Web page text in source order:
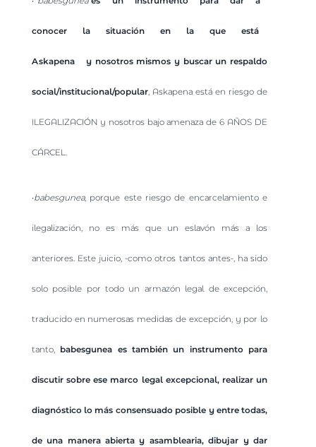
conocer la situación en la que está
Askapena y nosotros mismos y buscar un respaldo
social/institucional/popular, Askapena está en riesgo de
ILEGALIZACIÓN y nosotros bajo amenaza de 6 AÑOS DE
CÁRCEL.
•babesgunea, porque este riesgo de encarcelamiento e
ilegalización, no es más que un eslavón más a los
anteriores. Este juicio, -como otros tantos antes-, ha sido
solo posible por todo un armazón legal de excepción,
traducido en numerosas medidas de excepción, y por lo
tanto, babesgunea es también un instrumento para
discutir sobre ese marco legal excepcional, realizar un
diagnóstico lo más consensuado posible y entre todas,
de una manera abierta y asamblearia, dibujar y dar